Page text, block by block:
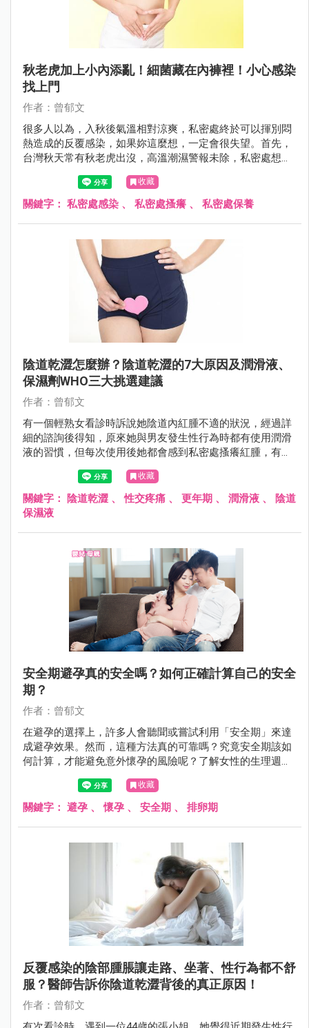
秋老虎加上小內添亂！細菌藏在內褲裡！小心感染
找上門
作者：曾郁文
很多人以為，入秋後氣溫相對涼爽，私密處終於可以揮別悶
熱造成的反覆感染，如果妳這麼想，一定會很失望。首先，
台灣秋天常有秋老虎出沒，高溫潮濕警報未除，私密處想要
遠離搔癢感染有難度，另一方面，很多人以為感染問題出在
外在環境，卻忽略內在環境也可能成為幫兇。
收藏
關鍵字： 私密處感染 、 私密處搔癢 、 私密處保養
陰道乾澀怎麼辦？陰道乾澀的7大原因及潤滑液、
保濕劑WHO三大挑選建議
作者：曾郁文
有一個輕熟女看診時訴說她陰道內紅腫不適的狀況，經過詳
細的諮詢後得知，原來她與男友發生性行為時都有使用潤滑
液的習慣，但每次使用後她都會感到私密處搔癢紅腫，有一
點感覺像是「過敏」的感覺。
收藏
關鍵字： 陰道乾澀 、性交疼痛 、 更年期 、 潤滑液 、
陰道
保濕液
安全期避孕真的安全嗎？如何正確計算自己的安全
期？
作者：曾郁文
在避孕的選擇上，許多人會聽聞或嘗試利用「安全期」來達
成避孕效果。然而，這種方法真的可靠嗎？究竟安全期該如
何計算，才能避免意外懷孕的風險呢？了解女性的生理週期
運作，解析何時最容易受孕，才能去判斷安全期是否真的安
收藏
關鍵字： 避孕 、懷孕 、 安全期 、 排卵期
反覆感染的陰部腫脹讓走路、坐著、性行為都不舒
服？醫師告訴你陰道乾澀背後的真正原因！
作者：曾郁文